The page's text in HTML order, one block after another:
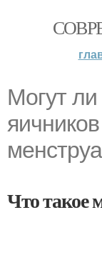
Могут
Что такое